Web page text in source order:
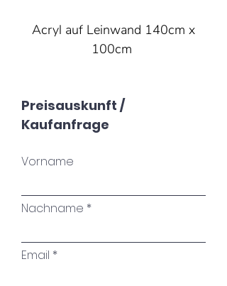
Acryl auf Leinwand 140cm x
100cm
Preisauskunft /
Kaufanfrage
Vorname
Nachname
Email